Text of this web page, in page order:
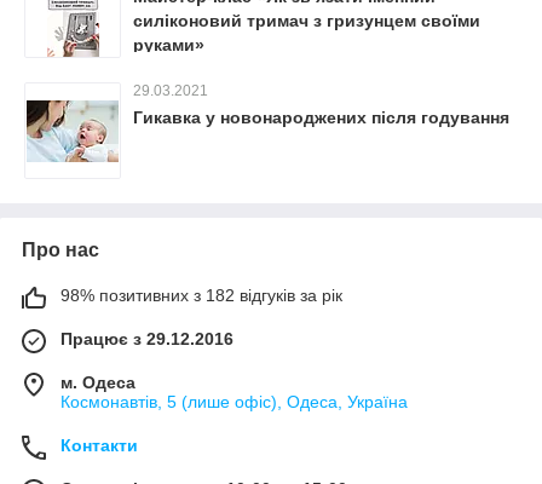
силіконовий тримач з гризунцем своїми
руками»
29.03.2021
Гикавка у новонароджених після годування
Про нас
98% позитивних з 182 відгуків за рік
Працює з 29.12.2016
м. Одеса
Космонавтів, 5 (лише офіс), Одеса, Україна
Контакти